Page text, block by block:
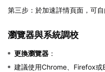
第三步：於加速詳情頁面，可自
瀏覽器與系統調校
更換瀏覽器 ：
建議使用Chrome、Firefox或